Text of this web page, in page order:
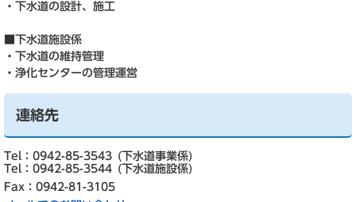
・下水道の設計、施工
■下水道施設係
・下水道の維持管理
・浄化センターの管理運営
連絡先
Tel：0942-85-3543
下水道事業係
Tel：0942-85-3544
下水道施設係
Fax：0942-81-3105